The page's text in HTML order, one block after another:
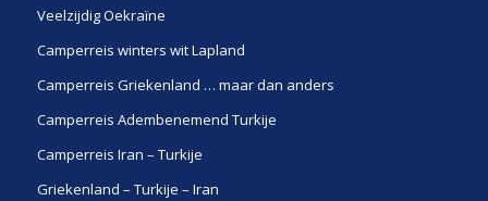
Veelzijdig Oekraïne
Camperreis winters wit Lapland
Camperreis Griekenland … maar dan anders
Camperreis Adembenemend Turkije
Camperreis Iran – Turkije
Griekenland – Turkije – Iran